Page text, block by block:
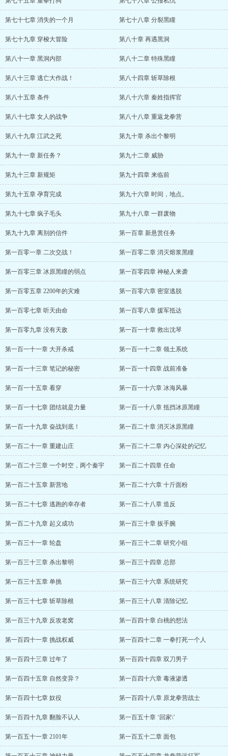
第七十七章 消失的一个月 第七十八章 分裂黑瞳
第七十九章 穿梭大冒险 第八十章 再遇黑洞
第八十一章 黑洞内部 第八十二章 特殊黑瞳
第八十三章 逃亡大作战！ 第八十四章 斩草除根
第八十五章 条件 第八十六章 秦姓指挥官
第八十七章 女人的战争 第八十八章 重返龙拳营
第八十九章 江武之死 第九十章 杀出个黎明
第九十一章 新任务？ 第九十二章 威胁
第九十三章 新规矩 第九十四章 来临前
第九十五章 孕育完成 第九十六章 时间，地点。
第九十七章 疯子毛头 第九十八章 一群废物
第九十九章 离别的信件 第一百章 新悬赏任务
第一百零一章 二次交战！ 第一百零二章 消灭熔浆黑瞳
第一百零三章 冰原黑瞳的弱点 第一百零四章 神秘人来袭
第一百零五章 2200年的灾难 第一百零六章 密室逃脱
第一百零七章 听天由命 第一百零八章 援军抵达
第一百零九章 没有天敌 第一百一十章 救出沈琴
第一百一十一章 大开杀戒 第一百一十二章 领土系统
第一百一十三章 笔记的秘密 第一百一十四章 战前准备
第一百一十五章 看穿 第一百一十六章 冰海风暴
第一百一十七章 团结就是力量 第一百一十八章 抵挡冰原黑瞳
第一百一十九章 奋战到底！ 第一百二十章 消灭冰原黑瞳
第一百二十一章 重建山庄 第一百二十二章 内心深处的记忆
第一百二十三章 一个时空，两个秦宇 第一百二十四章 任命
第一百二十五章 新营地 第一百二十六章 十斤面粉
第一百二十七章 逃跑的幸存者 第一百二十八章 造反
第一百二十九章 起义成功 第一百三十章 扳手腕
第一百三十一章 轮盘 第一百三十二章 研究小组
第一百三十三章 杀出黎明 第一百三十四章 总部
第一百三十五章 单挑 第一百三十六章 系统研究
第一百三十七章 斩草除根 第一百三十八章 清除记忆
第一百三十九章 反攻老窝 第一百四十章 白桃的想法
第一百四十一章 挑战权威 第一百四十二章 一拳打死一个人
第一百四十三章 过年了 第一百四十四章 双刀男子
第一百四十五章 自然变异？ 第一百四十六章 毒液渗透
第一百四十七章 奴役 第一百四十八章 原龙拳营战士
第一百四十九章 翻脸不认人 第一百五十章 ‘回家\’
第一百五十一章 2101年 第一百五十二章 面包